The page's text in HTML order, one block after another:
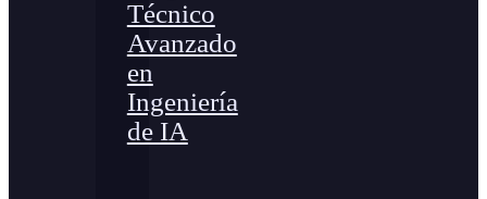
Técnico
Avanzado
en
Ingeniería
de IA